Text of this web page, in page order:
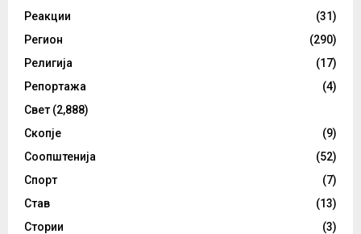
Реакции
(31)
Регион
(290)
Религија
(17)
Репортажа
(4)
Свет (2,888)
Скопје
(9)
Соопштенија
(52)
Спорт
(7)
Став
(13)
Стории
(3)